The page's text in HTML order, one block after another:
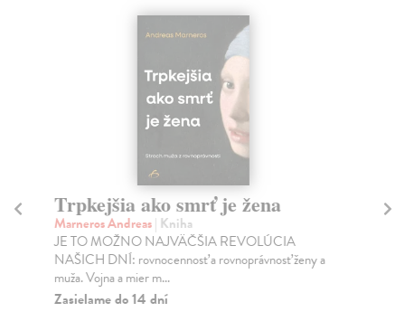
Trpkejšia ako smrť je žena
Marneros Andreas| Kniha
JE TO MOŽNO NAJVÄČŠIA REVOLÚCIA
NAŠICH DNÍ: rovnocennosť a rovnoprávnosť ženy a
muža. Vojna a mier m...
Zasielame do 14 dní